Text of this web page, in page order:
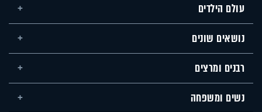
עולם הילדים
נושאים שונים
רבנים ומרצים
נשים ומשפחה